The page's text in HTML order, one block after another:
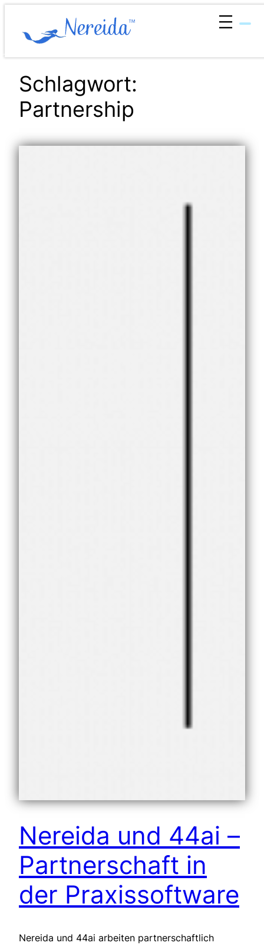
springen
Schlagwort:
Partnership
Nereida und 44ai –
Partnerschaft in
der Praxissoftware
Nereida und 44ai arbeiten partnerschaftlich